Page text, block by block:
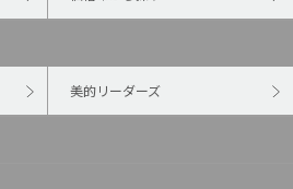
美的リーダーズ